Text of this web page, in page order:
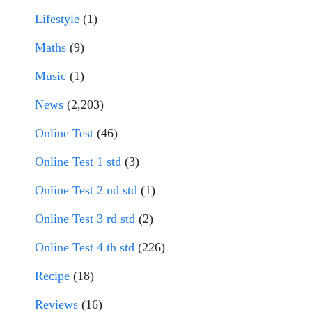
Lifestyle (1)
Maths (9)
Music (1)
News (2,203)
Online Test (46)
Online Test 1 std (3)
Online Test 2 nd std (1)
Online Test 3 rd std (2)
Online Test 4 th std (226)
Recipe (18)
Reviews (16)